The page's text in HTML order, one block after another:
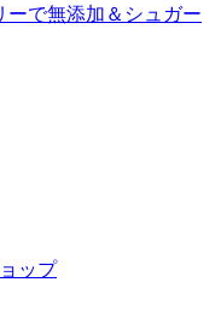
ーで無添加＆シュガー
ップ